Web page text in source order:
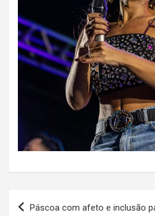
Navegação
Páscoa com afeto e inclusão